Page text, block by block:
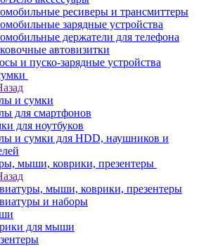
ресиверы и трансмиттеры
зарядные устройства
держатели для телефона
автовизитки
и пуско-зарядные устройства
и сумки
для смартфонов
для ноутбуков
и сумки для HDD, наушников и
мыши, коврики, презентеры
мыши, коврики, презентеры
и наборы
для мыши